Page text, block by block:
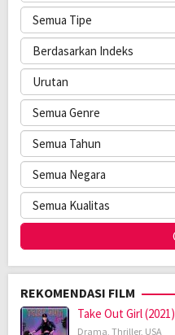
REKOMENDASI FILM
Take Out Girl (2021)
Drama Thriller, USA